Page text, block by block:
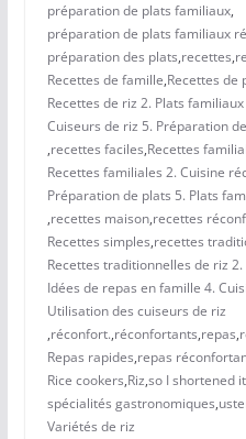
préparation de plats familiaux,
préparation de plats familiaux
préparation des plats,recettes,
Recettes de famille,Recettes de
Recettes de riz 2. Plats
Cuiseurs de riz 5. Préparation
,recettes faciles,Recettes
Recettes familiales 2. Cuisine
Préparation de plats 5. Plats
,recettes maison,recettes
Recettes simples,recettes
Recettes traditionnelles de riz
Idées de repas en famille 4.
Utilisation des cuiseurs de riz
,réconfort.,réconfortants,repas,
Repas rapides,repas
Rice cookers,Riz,so I shortened
spécialités gastronomiques,
Variétés de riz